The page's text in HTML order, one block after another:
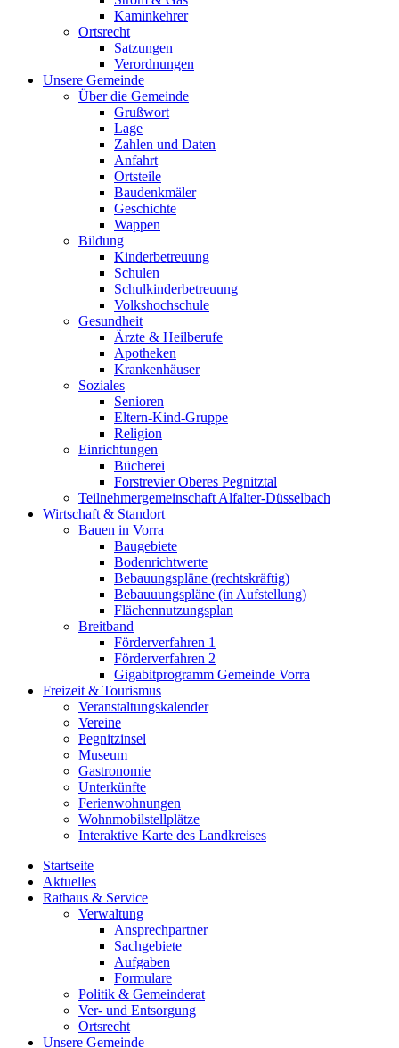
Kaminkehrer
Ortsrecht
Satzungen
Verordnungen
Unsere Gemeinde
Über die Gemeinde
Grußwort
Lage
Zahlen und Daten
Anfahrt
Ortsteile
Baudenkmäler
Geschichte
Wappen
Bildung
Kinderbetreuung
Schulen
Schulkinderbetreuung
Volkshochschule
Gesundheit
Ärzte & Heilberufe
Apotheken
Krankenhäuser
Soziales
Senioren
Eltern-Kind-Gruppe
Religion
Einrichtungen
Bücherei
Forstrevier Oberes Pegnitztal
Teilnehmergemeinschaft Alfalter-Düsselbach
Wirtschaft & Standort
Bauen in Vorra
Baugebiete
Bodenrichtwerte
Bebauungspläne (rechtskräftig)
Bebauuungspläne (in Aufstellung)
Flächennutzungsplan
Breitband
Förderverfahren 1
Förderverfahren 2
Gigabitprogramm Gemeinde Vorra
Freizeit & Tourismus
Veranstaltungskalender
Vereine
Pegnitzinsel
Museum
Gastronomie
Unterkünfte
Ferienwohnungen
Wohnmobilstellplätze
Interaktive Karte des Landkreises
Startseite
Aktuelles
Rathaus & Service
Verwaltung
Ansprechpartner
Sachgebiete
Aufgaben
Formulare
Politik & Gemeinderat
Ver- und Entsorgung
Ortsrecht
Unsere Gemeinde